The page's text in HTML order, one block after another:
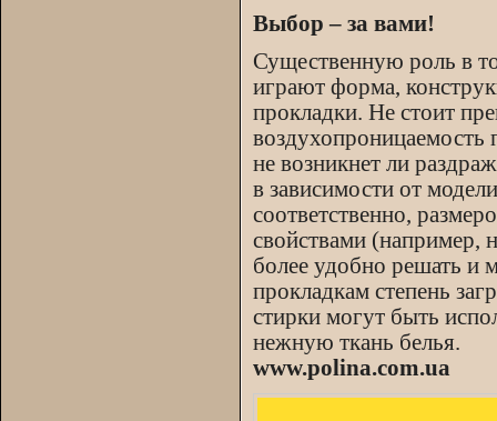
Выбор – за вами!
Существенную роль в
играют форма,
прокладки. Не стоит
воздухопроницаемость
не возникнет ли
в зависимости от
соответственно,
свойствами (например,
более удобно решать и
прокладкам степень
стирки могут быть
нежную ткань белья.
www.polina.com.ua